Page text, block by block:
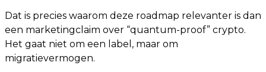
Dat is precies waarom deze roadmap relevanter is dan
een marketingclaim over “quantum-proof” crypto.
Het gaat niet om een label, maar om
migratievermogen.